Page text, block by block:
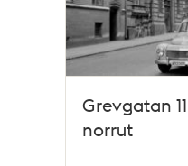
Grevgatan
norrut